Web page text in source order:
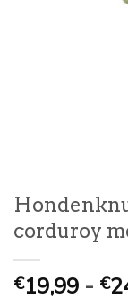
corduroy
€19,99 - €